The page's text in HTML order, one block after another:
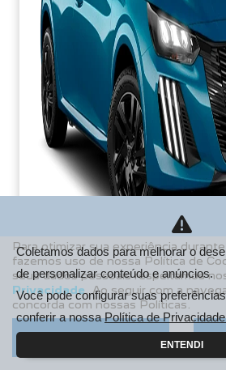
De: R$ 106.990,00
R$ 85.213,38
Para otimizar sua experiência
fazemos uso de nossa Política de
seus dados pessoais respeitamos
Privacidade . Ao seguir com a
concorda com nossas Políticas.
Aceitar
Coletamos dados para melhorar o
de personalizar conteúdo e anúncios.
Você pode configurar suas
conferir a nossaPolítica de
ENTENDI